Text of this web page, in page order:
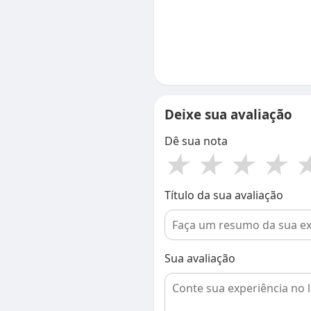
Deixe sua avaliação
Dê sua nota
★ ★ ★ ★
Título da sua avaliação
Sua avaliação